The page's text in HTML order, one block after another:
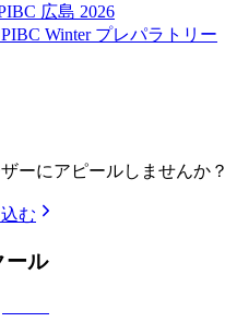
広島 2026
Winter プレパラトリー
ーにアピールしませんか？
む
ール